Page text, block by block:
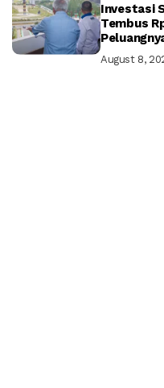
Investasi
Tembus
August 8,